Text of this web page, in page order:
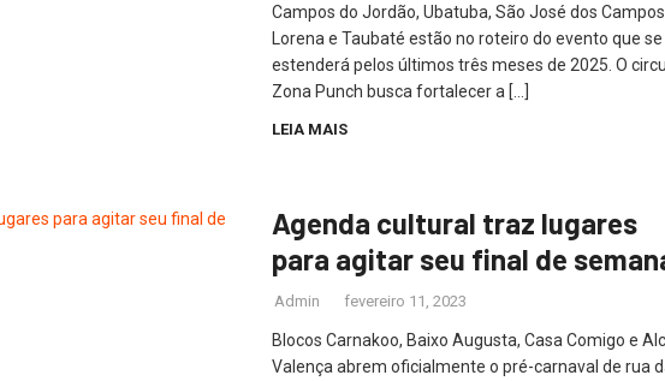
Campos do Jordão, Ubatuba, São José dos
Lorena e Taubaté estão no roteiro do evento que se
estenderá pelos últimos três meses de 2025. O
Zona Punch busca fortalecer a […]
LEIA MAIS
Agenda cultural traz lugares
para agitar seu final de
Admin fevereiro 11, 2023
Blocos Carnakoo, Baixo Augusta, Casa Comigo e
Valença abrem oficialmente o pré-carnaval de rua